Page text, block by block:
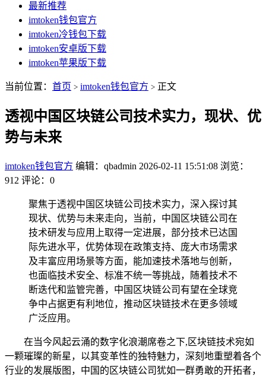
最新推荐
imtoken钱包官方
imtoken冷钱包下载
imtoken安卓版下载
imtoken苹果版下载
当前位置： 首页 > imtoken钱包官方 > 正文
透视中国区块链公司技术实力，现状、优
势与未来
imtoken钱包官方 编辑：qbadmin 2026-02-11 15:51:08 浏览：
912 评论：0
聚焦于透视中国区块链公司技术实力，深入探讨其
现状、优势与未来走向，当前，中国区块链公司在
技术研发与应用上取得一定进展，部分技术已达国
际先进水平，优势体现在政策支持、庞大市场需求
及丰富应用场景等方面，能加速技术落地与创新，
也面临技术安全、标准不统一等挑战，随着技术不
断迭代和监管完善，中国区块链公司有望在全球竞
争中占据更有利地位，推动区块链技术在更多领域
广泛应用。
在当今风起云涌的数字化浪潮席卷之下,区块链技术宛如
一颗璀璨的新星，以其变革性的独特魅力，深刻地重塑着各个
行业的发展版图，中国的区块链公司犹如一群勇敢的开拓者，